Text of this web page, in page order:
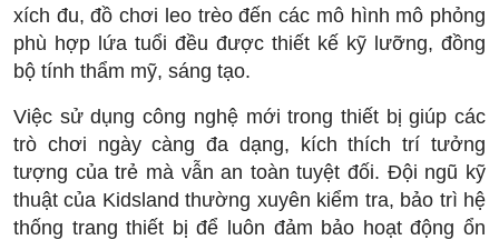
xích đu, đồ chơi leo trèo đến các mô hình mô phỏng
phù hợp lứa tuổi đều được thiết kế kỹ lưỡng, đồng
bộ tính thẩm mỹ, sáng tạo.
Việc sử dụng công nghệ mới trong thiết bị giúp các
trò chơi ngày càng đa dạng, kích thích trí tưởng
tượng của trẻ mà vẫn an toàn tuyệt đối. Đội ngũ kỹ
thuật của Kidsland thường xuyên kiểm tra, bảo trì hệ
thống trang thiết bị để luôn đảm bảo hoạt động ổn